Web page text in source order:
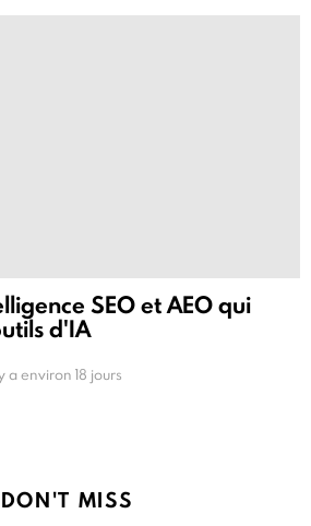
SEO et AEO qui
d'IA
a environ 18 jours
DON'T MISS